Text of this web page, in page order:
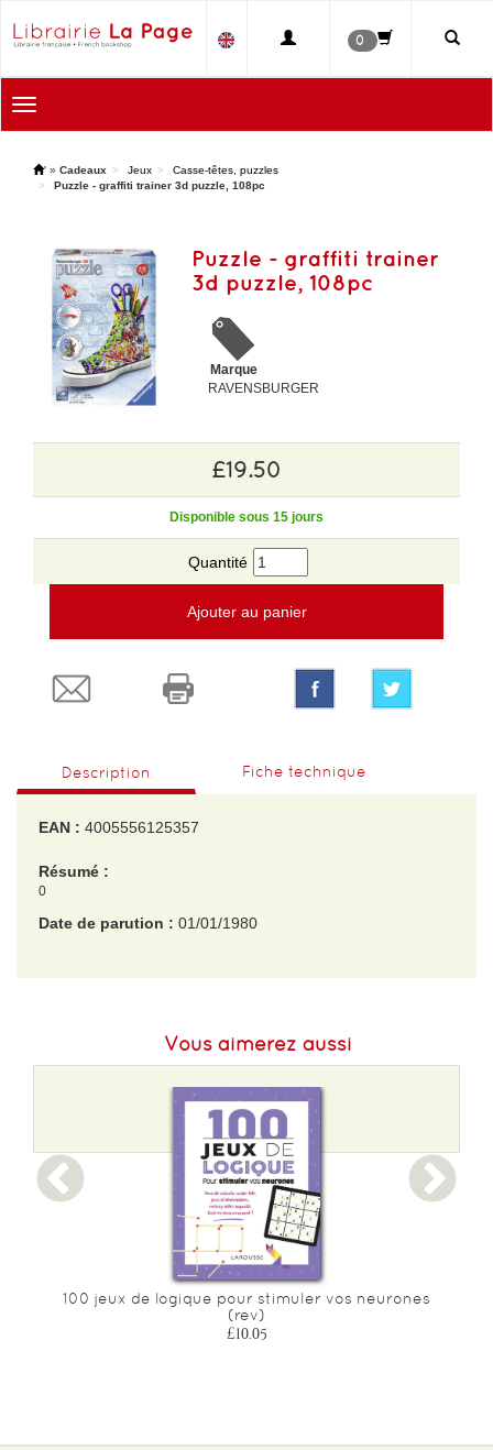
0
Toggle
navigation
' » Cadeaux Jeux
Casse-têtes, puzzles
Puzzle - graffiti trainer 3d puzzle, 108pc
Puzzle - graffiti trainer
3d puzzle, 108pc
Marque
RAVENSBURGER
£19.50
Disponible sous 15 jours
Quantité
Ajouter au panier
Description Fiche technique
EAN : 4005556125357
Résumé :
0
Date de parution : 01/01/1980
Vous aimerez aussi
100 jeux de logique pour stimuler vos neurones
(rev)
£10.05